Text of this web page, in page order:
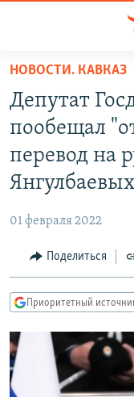
упрощенного
доступа
Вернуться
основному
содержанию
Вернутся
навигации
Вернутся
ПОДКАСТЫ
АВТОРСКИЕ
ЦИТАТЫ СВОБОДЫ
КУЛЬТУРА
IDEL.РЕАЛИИ
КАВКАЗ.РЕАЛИИ
СИБИРЬ.РЕАЛИИ
РАСПИСАНИЕ
НОВОСТИ. КАВКАЗ
Депутат
пообещал
перевод на
Янгулбаевых
01 февраля 2022
Поделиться
Приоритетный